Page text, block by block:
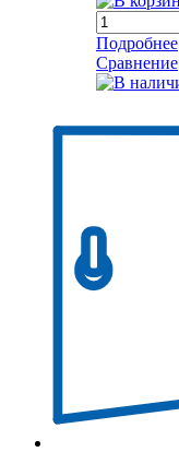
Подробнее
Сравнение